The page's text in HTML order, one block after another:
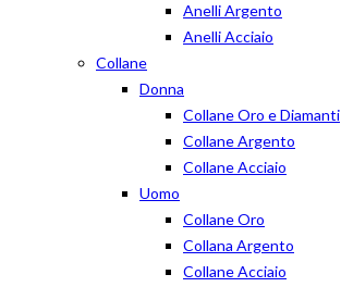
Anelli Argento
Anelli Acciaio
Collane
Donna
Collane Oro e Diamanti
Collane Argento
Collane Acciaio
Uomo
Collane Oro
Collana Argento
Collane Acciaio